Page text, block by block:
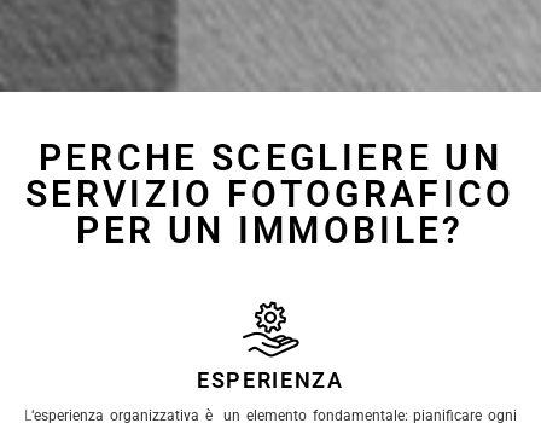
PERCHE SCEGLIERE UN
SERVIZIO FOTOGRAFICO
PER UN IMMOBILE?
ESPERIENZA
L‘esperienza organizzativa è un elemento fondamentale: pianificare ogni